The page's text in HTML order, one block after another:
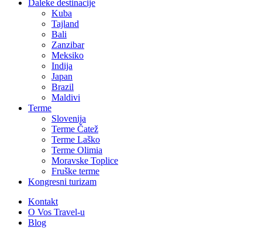
Daleke destinacije
Kuba
Tajland
Bali
Zanzibar
Meksiko
Indija
Japan
Brazil
Maldivi
Terme
Slovenija
Terme Čatež
Terme Laško
Terme Olimia
Moravske Toplice
Fruške terme
Kongresni turizam
Kontakt
O Vos Travel-u
Blog